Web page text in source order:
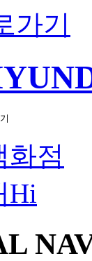
가기
화점
Hi